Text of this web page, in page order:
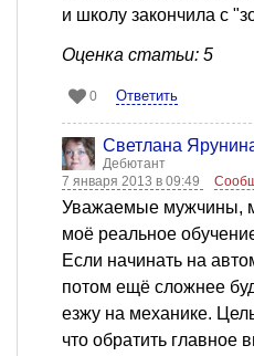
и школу закончила с
Оценка статьи: 5
0 Ответить
Светлана
Дебютант
7 января 2013 в 09:49
Уважаемые мужчины,
моё реальное
Если начинать на
потом ещё сложнее
езжу на механике.
что обратить главное